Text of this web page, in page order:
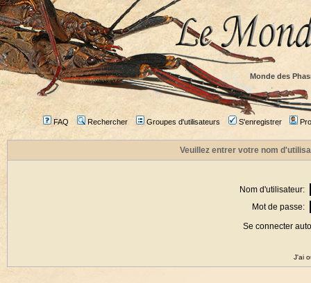
Monde des
FAQ Rechercher Groupes d'utilisateurs S'enregistrer
Veuillez entrer votre nom
Nom d'utilisateur:
Mot de passe:
Se connecter
J'ai